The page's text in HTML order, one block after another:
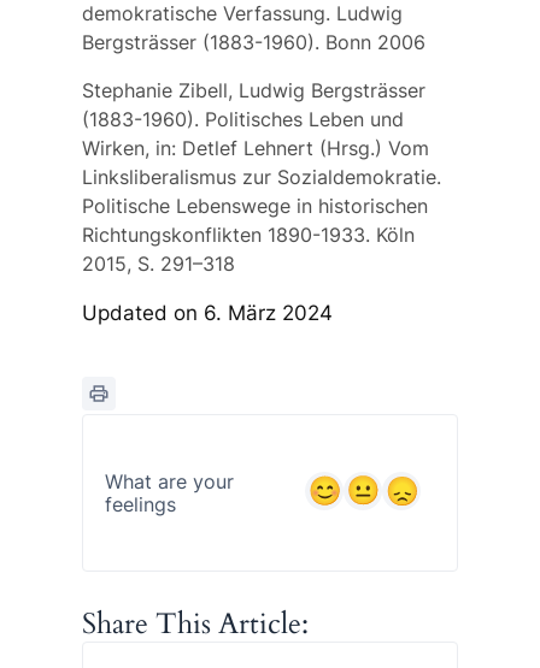
demokratische Verfassung. Ludwig
Bergsträsser (1883-1960). Bonn 2006
Stephanie Zibell, Ludwig Bergsträsser
(1883-1960). Politisches Leben und
Wirken, in: Detlef Lehnert (Hrsg.) Vom
Linksliberalismus zur Sozialdemokratie.
Politische Lebenswege in historischen
Richtungskonflikten 1890-1933. Köln
2015, S. 291–318
Updated on 6. März 2024
What are your
feelings
Share This Article: